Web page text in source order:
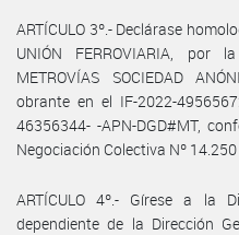
ARTÍCULO 3º.- Declárase
UNIÓN FERROVIARIA,
METROVÍAS SOCIEDAD
obrante en el IF-2022-
46356344- -APN-DGD#MT,
Negociación Colectiva Nº 14.250
ARTÍCULO 4º.- Gírese a la
dependiente de la Dirección